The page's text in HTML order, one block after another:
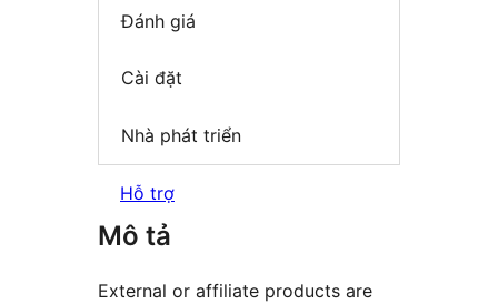
Đánh giá
Cài đặt
Nhà phát triển
Hỗ trợ
Mô tả
External or affiliate products are